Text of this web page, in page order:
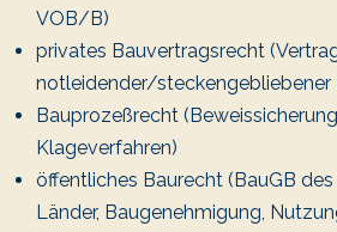
VOB/B)
privates Bauvertragsrecht
notleidender/steckengebliebener
Bauprozeßrecht
Klageverfahren)
öffentliches Baurecht (BauGB
Länder, Baugenehmigung,